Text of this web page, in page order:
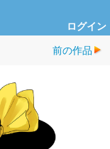
ログイン
前の作品